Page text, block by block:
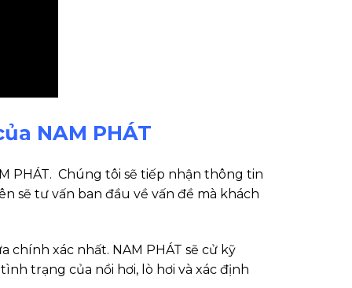
NAM PHÁT
PHÁT. Chúng tôi sẽ tiếp nhận thông tin
sẽ tư vấn ban đầu về vấn đề mà khách
chính xác nhất. NAM PHÁT sẽ cử kỹ
trạng của nồi hơi, lò hơi và xác định